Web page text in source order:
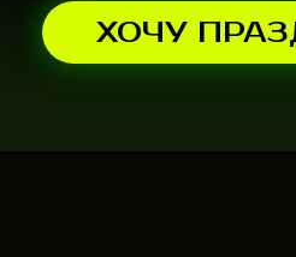
ХОЧУ